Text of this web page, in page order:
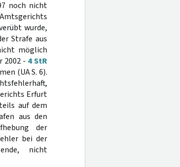
noch nicht
wurde,
Strafe aus
möglich
2002 -4 StR
(UA S. 6).
Erfurt
auf dem
aus den
der
bei der
nicht